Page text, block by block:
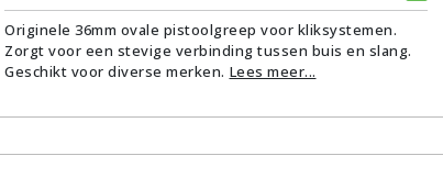
Originele 36mm ovale pistoolgreep voor kliksystemen.
Zorgt voor een stevige verbinding tussen buis en slang.
Geschikt voor diverse merken. Lees meer...